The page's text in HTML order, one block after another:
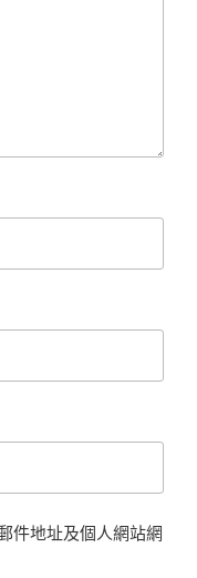
件地址及個人網站網